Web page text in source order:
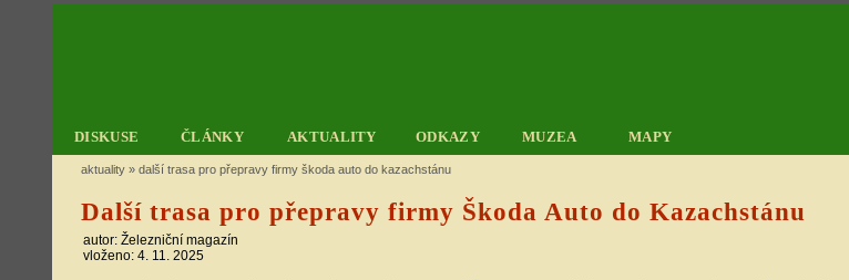
DISKUSE ČLÁNKY AKTUALITY ODKAZY MUZEA MAPY
aktuality » další trasa pro přepravy firmy škoda auto do kazachstánu
Další trasa pro přepravy firmy Škoda Auto do Kazachstánu
autor: Železniční magazín
vloženo: 4. 11. 2025